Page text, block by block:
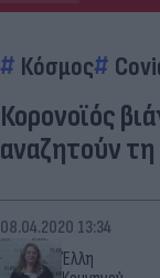
Κόσμος
Κορονοϊός
αναζητούν τη
Έλλη
08.04.2020 13:34